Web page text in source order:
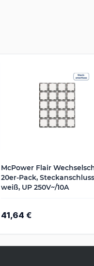
McPower Flair
20er-Pack,
weiß, UP 250V~/10A
41,64 €